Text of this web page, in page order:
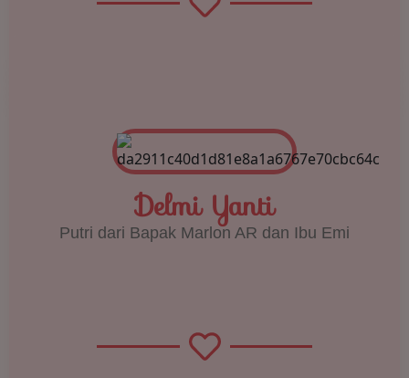
Delmi Yanti
Putri dari Bapak Marlon AR dan Ibu Emi